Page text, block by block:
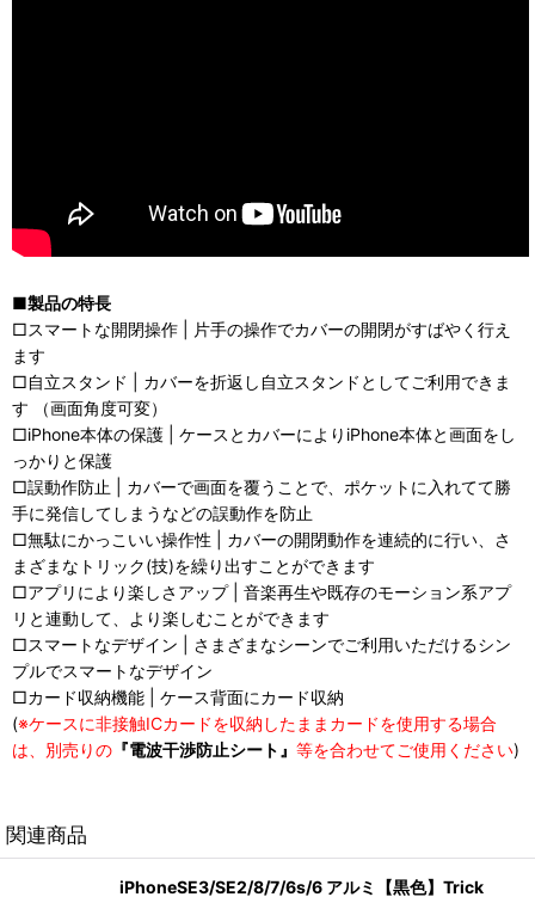
■製品の特長
□スマートな開閉操作 | 片手の操作でカバーの開閉がすばやく行え
ます
□自立スタンド | カバーを折返し自立スタンドとしてご利用できま
す （画面角度可変）
□iPhone本体の保護 | ケースとカバーによりiPhone本体と画面をし
っかりと保護
□誤動作防止 | カバーで画面を覆うことで、ポケットに入れてて勝
手に発信してしまうなどの誤動作を防止
□無駄にかっこいい操作性 | カバーの開閉動作を連続的に行い、さ
まざまなトリック(技)を繰り出すことができます
□アプリにより楽しさアップ | 音楽再生や既存のモーション系アプ
リと連動して、より楽しむことができます
□スマートなデザイン | さまざまなシーンでご利用いただけるシン
プルでスマートなデザイン
□カード収納機能 | ケース背面にカード収納
(※ケースに非接触ICカードを収納したままカードを使用する場合
は、別売りの 『電波干渉防止シート』 等を合わせてご使用ください)
関連商品
iPhoneSE3/SE2/8/7/6s/6 アルミ【黒色】Trick